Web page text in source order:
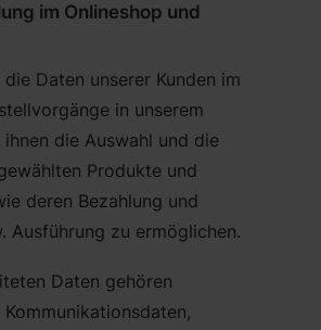
im Onlineshop und
Daten unserer Kunden im
in unserem
ihnen die Auswahl und die
Produkte und
deren Bezahlung und
Ausführung zu ermöglichen.
Daten gehören